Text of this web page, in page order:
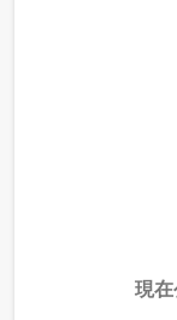
現